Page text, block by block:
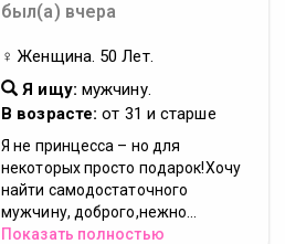
был(а) вчера
♀ Женщина. 50 Лет.
Я ищу: мужчину.
В возрасте: от 31 и старше
Я не принцесса – но для
некоторых просто подарок!Хочу
найти самодостаточного
мужчину, доброго,нежно...
Показать полностью